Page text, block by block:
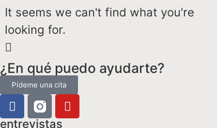
It seems we can't find what you're
looking for.
¿En qué puedo ayudarte?
Pídeme una cita
entrevistas